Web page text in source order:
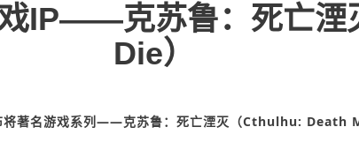
IP——克苏鲁：死亡
Die）
著名游戏系列——克苏鲁：死亡湮灭（Cthulhu: Death